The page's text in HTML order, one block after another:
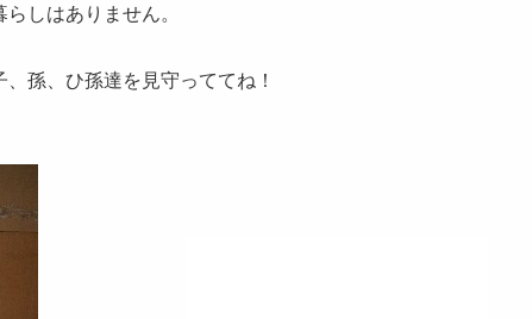
しはありません。
孫、ひ孫達を見守っててね！